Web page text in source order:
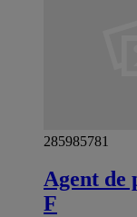
285985781
Agent de
F